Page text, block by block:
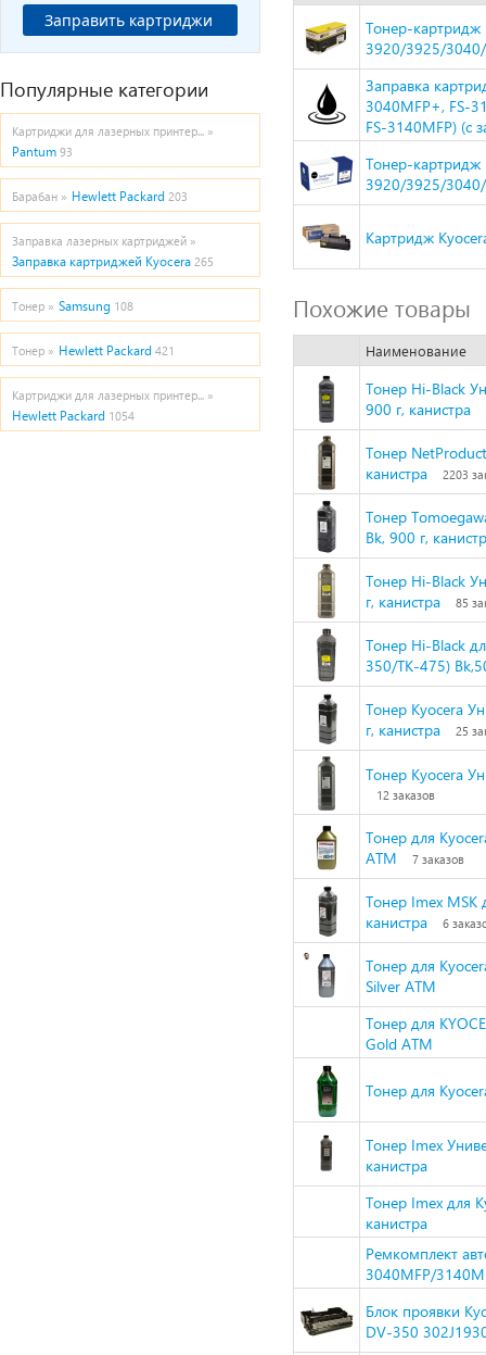
Заправить картриджи
Популярные категории
Картриджи для лазерных принтер... »
Pantum 93
Барабан » Hewlett Packard 203
Заправка лазерных картриджей »
Заправка картриджей Kyocera 265
Тонер » Samsung 108
Тонер » Hewlett Packard 421
Картриджи для лазерных принтер... »
Hewlett Packard 1054
Тонер-картридж
3920/3925/
Заправка
3040MFP+, FS-
FS-3140MFP) (с
Тонер-картридж
3920/3925/
Картридж
Похожие товары
Наименование
Тонер Hi-Black
900 г, канистра
Тонер
канистра
2203
Тонер
Bk, 900 г,
Тонер Hi-Black
г, канистра
85
Тонер Hi-Black
350/TK-475)
Тонер Kyocera
г, канистра
25
Тонер Kyocera
12 заказов
Тонер для
ATM
7 заказов
Тонер Imex MSK
канистра
6
Тонер для
Silver ATM
Тонер для
Gold ATM
Тонер для
Тонер Imex
канистра
Тонер Imex для
канистра
Ремкомплект
3040MFP/
Блок проявки
DV-350